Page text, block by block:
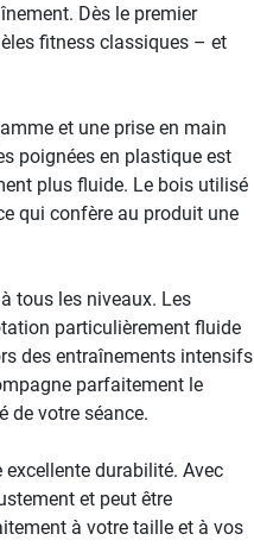
Dès le premier
fitness classiques – et
et une prise en main
poignées en plastique est
plus fluide. Le bois utilisé
qui confère au produit une
tous les niveaux. Les
particulièrement fluide
des entraînements intensifs
parfaitement le
de votre séance.
excellente durabilité. Avec
et peut être
à votre taille et à vos